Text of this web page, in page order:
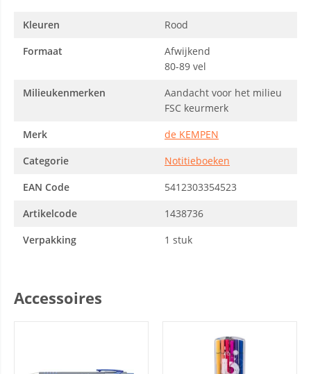
Kleuren
Rood
Formaat
Afwijkend
80-89 vel
Milieukenmerken
Aandacht voor het milieu
FSC keurmerk
Merk
de KEMPEN
Categorie
Notitieboeken
EAN Code
5412303354523
Artikelcode
1438736
Verpakking
1 stuk
Accessoires